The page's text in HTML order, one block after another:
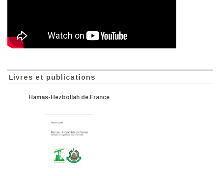
Livres et publications
Hamas-Hezbollah de France